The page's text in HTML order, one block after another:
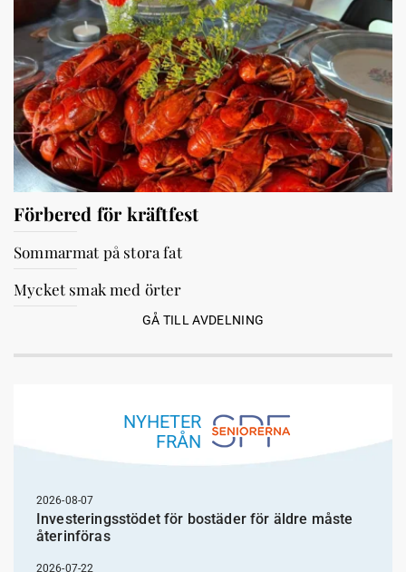
Förbered för kräftfest
Sommarmat på stora fat
Mycket smak med örter
GÅ TILL AVDELNING
NYHETER
FRÅN
2026-08-07
Investeringsstödet för bostäder för äldre måste
återinföras
2026-07-22